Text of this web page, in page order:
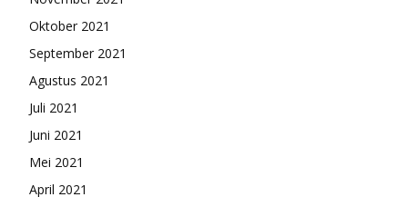
Oktober 2021
September 2021
Agustus 2021
Juli 2021
Juni 2021
Mei 2021
April 2021